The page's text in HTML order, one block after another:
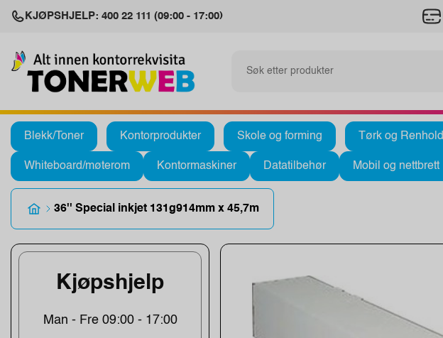
KJØPSHJELP: 400 22 111 (09:00 - 17:00)
Blekk/Toner Kontorprodukter Skole og forming Tørk og Renhold
Whiteboard/møterom Kontormaskiner Datatilbehør Mobil og nettbrett
36'' Special inkjet 131g914mm x 45,7m
Kjøpshjelp
Man - Fre 09:00 - 17:00